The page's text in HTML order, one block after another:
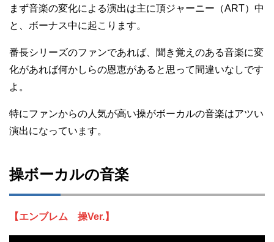
まず音楽の変化による演出は主に頂ジャーニー（ART）中
と、ボーナス中に起こります。
番長シリーズのファンであれば、聞き覚えのある音楽に変
化があれば何かしらの恩恵があると思って間違いなしです
よ。
特にファンからの人気が高い操がボーカルの音楽はアツい
演出になっています。
操ボーカルの音楽
【エンブレム 操Ver.】